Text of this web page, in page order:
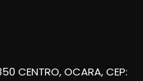
CENTRO, OCARA, CEP: